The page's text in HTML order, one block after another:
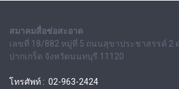
สมาคมสื่อช่อสะอาด
เลขที่ 18/882 หมู่ที่ 5 ถนนสุขาประชาสรรค์ 2
ปากเกร็ด จังหวัดนนทบุรี 11120
โทรศัพท์ : 02-963-2424